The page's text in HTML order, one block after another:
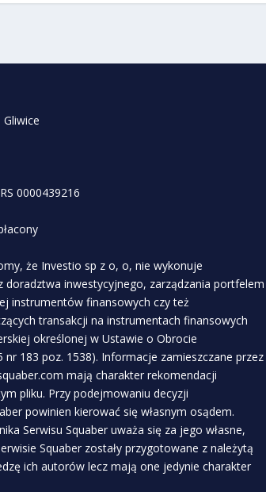
0000439216
że Investio sp z o, o, nie wykonuje
doradztwa inwestycyjnego, zarządzania portfelem
instrumentów finansowych czy też
transakcji na instrumentach finansowych
określonej w Ustawie o Obrocie
183 poz. 1538). Informacje zamieszczane przez
mają charakter rekomendacji
pliku. Przy podejmowaniu decyzji
powinien kierować się własnym osądem.
Serwisu Squaber uważa się za jego własne,
Squaber zostały przygotowane z należytą
ich autorów lecz mają one jedynie charakter